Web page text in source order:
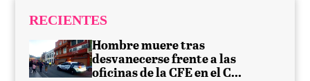
RECIENTES
Hombre muere tras
desvanecerse frente a las
oficinas de la CFE en el C...